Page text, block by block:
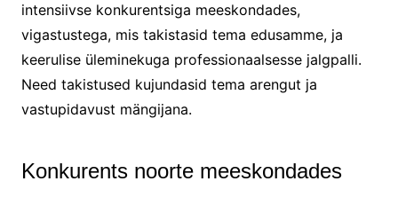
intensiivse konkurentsiga meeskondades,
vigastustega, mis takistasid tema edusamme, ja
keerulise üleminekuga professionaalsesse jalgpalli.
Need takistused kujundasid tema arengut ja
vastupidavust mängijana.
Konkurents noorte meeskondades